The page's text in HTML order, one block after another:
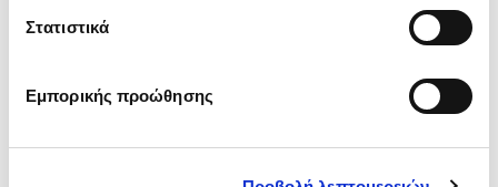
Στατιστικά
Εμπορικής προώθησης